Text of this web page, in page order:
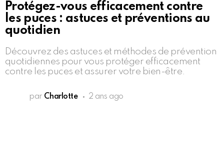
Protégez-vous efficacement contre
les puces : astuces et préventions au
quotidien
Découvrez des astuces et méthodes de prévention
quotidiennes pour vous protéger efficacement
contre les puces et assurer votre bien-être.
par Charlotte 2 ans ago